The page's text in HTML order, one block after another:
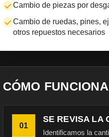
Cambio de piezas por
Cambio de ruedas, pines,
otros repuestos necesarios
CÓMO FUNCIONA
01
SE REVISA LA
Identificamos la